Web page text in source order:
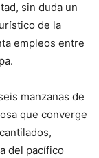
sin duda un
de la
empleos entre
manzanas de
que converge
del pacífico